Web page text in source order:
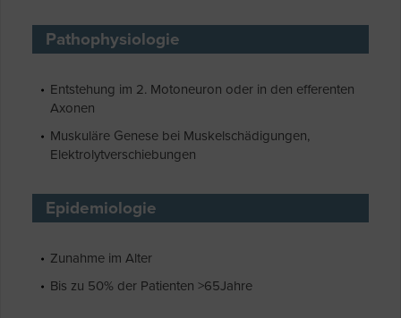
Pathophysiologie
Entstehung im 2. Motoneuron oder in den efferenten
Axonen
Muskuläre Genese bei Muskelschädigungen,
Elektrolytverschiebungen
Epidemiologie
Zunahme im Alter
Bis zu 50% der Patienten >65Jahre